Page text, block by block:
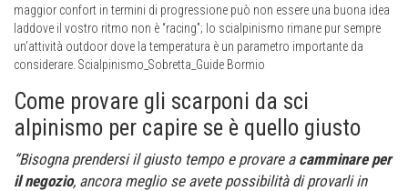
maggior confort in termini di progressione può non essere una buona idea
laddove il vostro ritmo non è “racing”; lo scialpinismo rimane pur sempre
un’attività outdoor dove la temperatura è un parametro importante da
considerare. Scialpinismo_Sobretta_Guide Bormio
Come provare gli scarponi da sci
alpinismo per capire se è quello giusto
“Bisogna prendersi il giusto tempo e provare a camminare per
il negozio, ancora meglio se avete possibilità di provarli in